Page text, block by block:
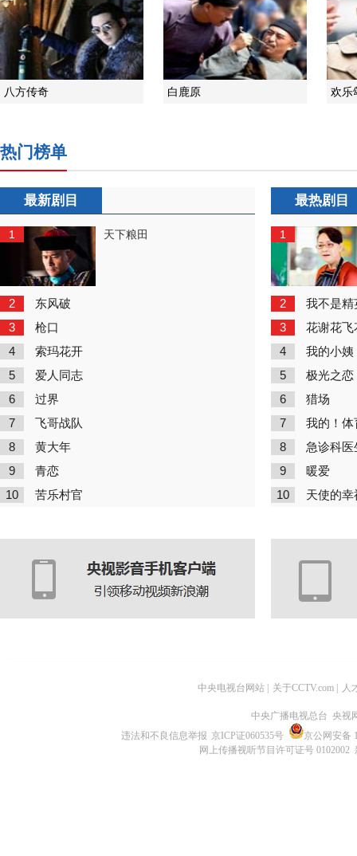
八方传奇 白鹿原 欢乐
热门榜单
最新剧目
1 天下粮田
2 东风破
3 枪口
4 索玛花开
5 爱人同志
6 过界
7 飞哥战队
8 黄大年
9 青恋
10 苦乐村官
最热剧目
1
2 我不是精
3 花谢花飞
4 我的小姨
5 极光之恋
6 猎场
7 我的！体
8 急诊科医
9 暖爱
10 天使的幸
中央电视台网站 关于CCTV.com 人
中央广播电视总台 央视
违法和不良信息举报 京ICP证060535号
京公网安备
网上传播视听节目许可证号 0102002